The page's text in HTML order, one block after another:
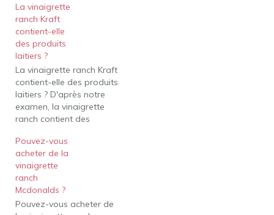
La vinaigrette
ranch Kraft
contient-elle
des produits
laitiers ?
La vinaigrette ranch Kraft
contient-elle des produits
laitiers ? D'après notre
examen, la vinaigrette
ranch contient des
produits de vinaigrette
ranch ci-dessus
contiennent du babeurre,
certains contenant des
produits laitiers
supplémentaires tels que
Pouvez-vous
acheter de la
vinaigrette
ranch
Mcdonalds ?
Pouvez-vous acheter de